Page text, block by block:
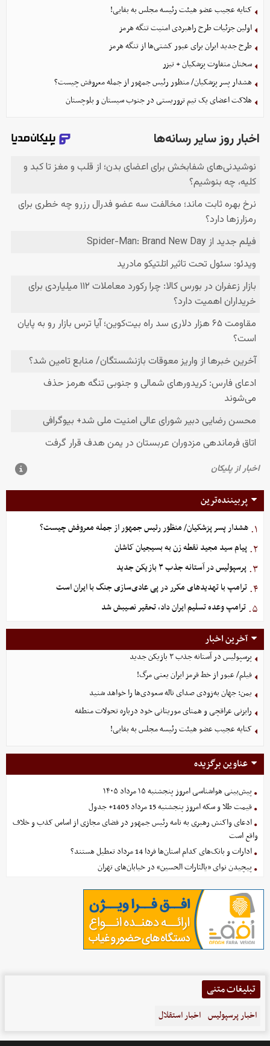
کنایه عجیب عضو هیئت رئیسه مجلس به بقایی!
اولین جزئیات طرح راهبردی امنیت تنگه هرمز
طرح جدید ایران برای عبور کشتی‌ها از تنگه هرمز
سخنان متفاوت پزشکیان + تیزر
هشدار پسر پزشکیان/ منظور رئیس جمهور از جمله معروفش چیست؟
هلاکت اعضای یک تیم تروریستی در جنوب سیستان و بلوچستان
پربیننده‌ترین
۱. هشدار پسر پزشکیان/ منظور رئیس جمهور از جمله معروفش چیست؟
۲. پیام سید مجید نقطه زن به بسیجیان کاشان
۳. پرسپولیس در آستانه جذب ۳ بازیکن جدید
۴. ترامپ با تهدیدهای مکرر در پی عادی‌سازی جنگ با ایران است
۵. ترامپ وعده تسلیم ایران داد، تحقیر نصیبش شد
آخرین اخبار
پرسپولیس در آستانه جذب ۳ بازیکن جدید
فیلم/ عبور از خط قرمز ایران یعنی مرگ!
یمن: جهان به‌زودی صدای ناله سعودی‌ها را خواهد شنید
رایزنی عراقچی و همتای موریتانی خود درباره تحولات منطقه
کنایه عجیب عضو هیئت رئیسه مجلس به بقایی!
عناوین برگزیده
پیش‌بینی هواشناسی امروز پنجشنبه ۱۵ مرداد ۱۴۰۵
قیمت طلا و سکه امروز پنجشنبه 15 مرداد 1405+ جدول
ادعای واکنش رهبری به نامه رئیس جمهور در فضای مجازی از اساس کذب و خلاف
واقع است
ادارات و بانک‌های کدام استان‌ها فردا 14 مرداد تعطیل هستند؟
پیچیدن نوای «یالثارات الحسین» در خیابان‌های تهران
تبلیغات متنی
اخبار پرسپولیس اخبار استقلال